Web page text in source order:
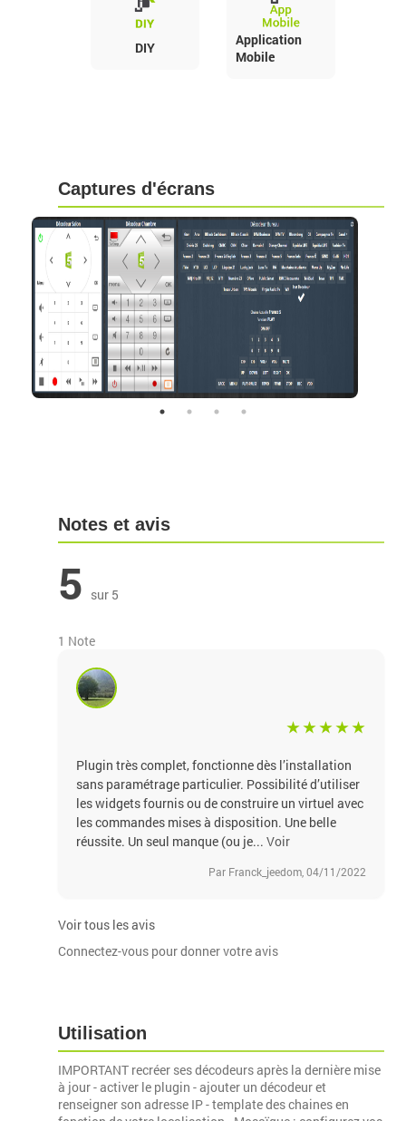
DIY
Application
Mobile
Captures d'écrans
Notes et avis
5 sur 5
1 Note
Plugin très complet, fonctionne dès l’installation
sans paramétrage particulier. Possibilité d’utiliser
les widgets fournis ou de construire un virtuel avec
les commandes mises à disposition. Une belle
réussite. Un seul manque (ou je...Voir
Par Franck_jeedom, 04/11/2022
Voir tous les avis
Connectez-vous pour donner votre avis
Utilisation
IMPORTANT recréer ses décodeurs après la dernière mise
à jour - activer le plugin - ajouter un décodeur et
renseigner son adresse IP - template des chaines en